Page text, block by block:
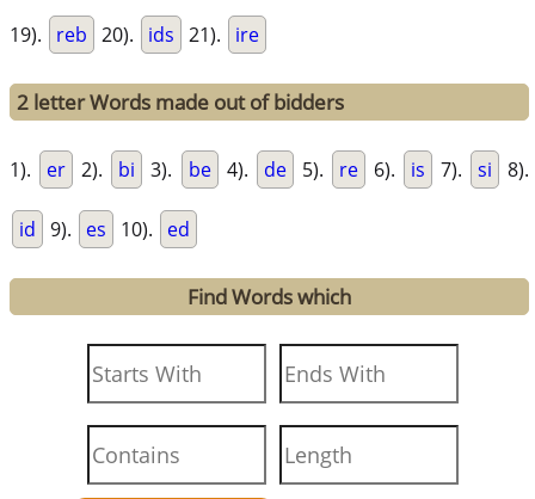
19). reb 20). ids 21). ire
2 letter Words made out of bidders
1). er 2). bi 3). be 4). de 5). re 6). is 7). si 8).
id 9). es 10). ed
Find Words which